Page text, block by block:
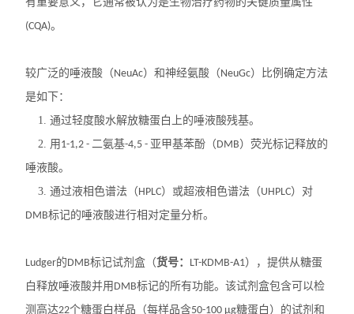
荧光检测简易装置
抗dsRNA单克隆抗体
离子通道研究用多肽毒素
Matrigen弹性细胞培养板
细胞生物学检测试剂盒
干细胞培养添加因子
(CQA)。
较广泛的唾液酸（NeuAc）和神经氨酸（NeuGc）比例确定方法
是如下：
1. 通过轻度酸水解放糖蛋白上的唾液酸残基。
2. 用 1-1,2 -二氨基-4,5 -亚甲基苯酚（DMB）荧光标记释放的
唾液酸。
3. 通过液相色谱法（HPLC）或超液相色谱法（UHPLC）对
DMB标记的唾液酸进行相对定量分析。
Ludger的DMB标记试剂盒（货号： LT-KDMB-A1），提供从糖蛋
白释放唾液酸并用 DMB标记的所有功能。该试剂盒包含可以检
测高达22个糖蛋白样品（每样品含50-100 μg糖蛋白）的试剂和